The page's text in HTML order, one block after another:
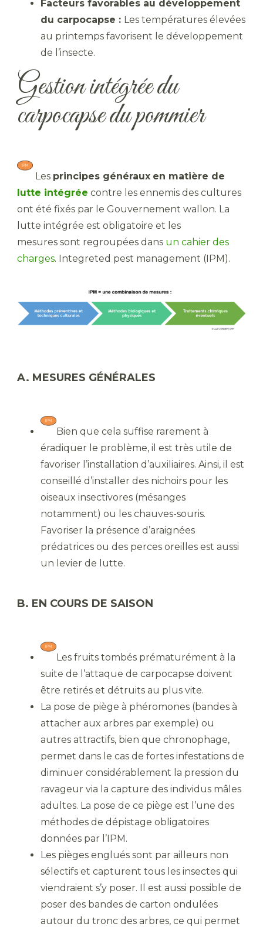
Facteurs favorables au développement
du carpocapse : Les températures élevées
au printemps favorisent le développement
de l’insecte.
Gestion intégrée du
carpocapse du pommier
​ Les principes généraux en matière de
lutte intégrée contre les ennemis des cultures
ont été fixés par le Gouvernement wallon. La
lutte intégrée est obligatoire et les
mesures sont regroupées dans un cahier des
charges. Integreted pest management (IPM).
A. MESURES GÉNÉRALES
Bien que cela suffise rarement à
éradiquer le problème, il est très utile de
favoriser l’installation d’auxiliaires. Ainsi, il est
conseillé d’installer des nichoirs pour les
oiseaux insectivores (mésanges
notamment) ou les chauves-souris.
Favoriser la présence d’araignées
prédatrices ou des perces oreilles est aussi
un levier de lutte.
B. EN COURS DE SAISON
Les fruits tombés prématurément à la
suite de l’attaque de carpocapse doivent
être retirés et détruits au plus vite.
La pose de piège à phéromones (bandes à
attacher aux arbres par exemple) ou
autres attractifs, bien que chronophage,
permet dans le cas de fortes infestations de
diminuer considérablement la pression du
ravageur via la capture des individus mâles
adultes. La pose de ce piège est l’une des
méthodes de dépistage obligatoires
données par l’IPM.
Les pièges englués sont par ailleurs non
sélectifs et capturent tous les insectes qui
viendraient s’y poser. Il est aussi possible de
poser des bandes de carton ondulées
autour du tronc des arbres, ce qui permet